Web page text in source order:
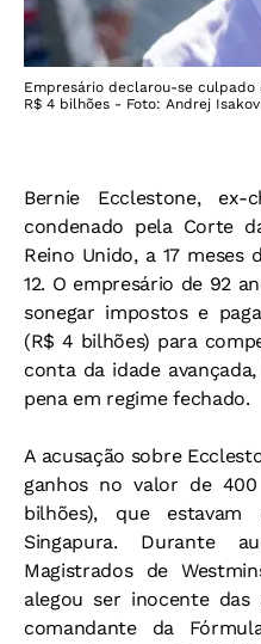
Empresário declarou-se culpado
R$ 4 bilhões - Foto: Andrej
Bernie Ecclestone,
condenado pela Corte
Reino Unido, a 17
12. O empresário de 92
sonegar impostos e
(R$ 4 bilhões) para
conta da idade
pena em regime fechado.
A acusação sobre
ganhos no valor de
bilhões), que
Singapura. Durante
Magistrados de
alegou ser inocente das
comandante da